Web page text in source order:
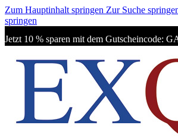
Zum Hauptinhalt springen Zur Suche
springen
Jetzt 10 % sparen mit dem Gutscheincode: